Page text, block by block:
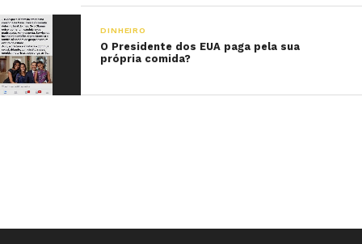
DINHEIRO
O Presidente dos EUA paga pela sua
própria comida?